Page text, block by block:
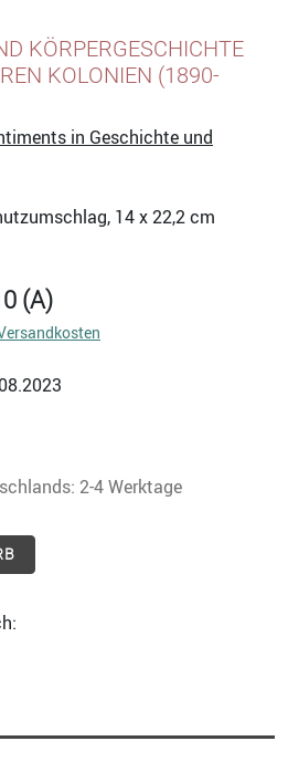
KÖRPERGESCHICHTE
KOLONIEN (1890-
in Geschichte und
14 x 22,2 cm
(A)
2-4 Werktage